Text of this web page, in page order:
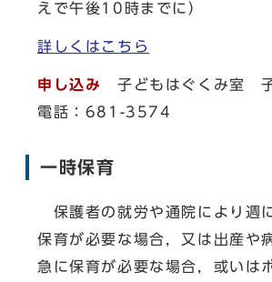
えで午後10時までに）
詳しくはこちら
申し込み
子どもはぐくみ室
電話：681-3574
一時保育
保護者の就労や通院により週
保育が必要な場合，又は出産や
急に保育が必要な場合，或いは